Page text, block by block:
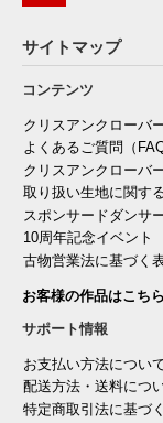
サイトマップ
コンテンツ
クリスアンクローバ
よくあるご質問（FAQ
クリスアンクローバ
取り扱い生地に関す
スポンサードダンサ
10周年記念イベント
古物営業法に基づく
お客様の作品はこち
サポート情報
お支払い方法につい
配送方法・送料につ
特定商取引法に基づ